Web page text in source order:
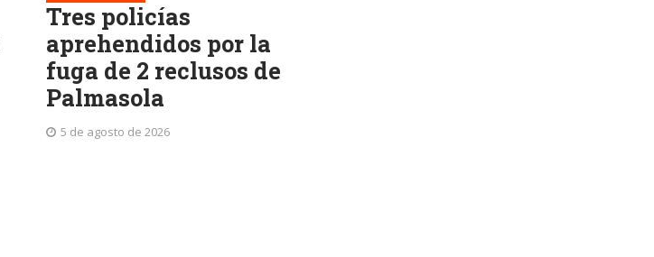
Tres policías
aprehendidos por la
fuga de 2 reclusos de
Palmasola
5 de agosto de 2026